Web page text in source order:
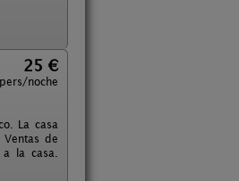
25 €
pers/noche
La casa
de
la casa.